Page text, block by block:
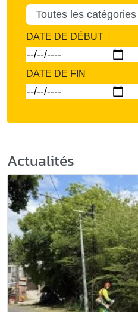
DATE DE DÉBUT
DATE DE FIN
Actualités